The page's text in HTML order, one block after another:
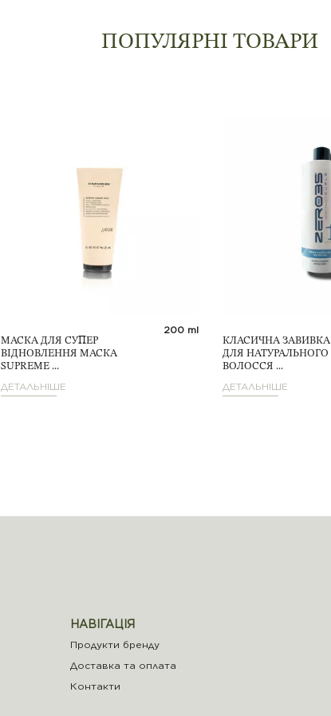
ПОПУЛЯРНІ ТОВАРИ
МАСКА ДЛЯ СУПЕР
ВІДНОВЛЕННЯ МАСКА
SUPREME ...
200 ml
ДЕТАЛЬНІШЕ
КЛАСИЧНА ЗАВИВКА
ДЛЯ НАТУРАЛЬНОГО
ВОЛОССЯ ...
ДЕТАЛЬНІШЕ
НАВІГАЦІЯ
Продукти бренду
Доставка та оплата
Контакти